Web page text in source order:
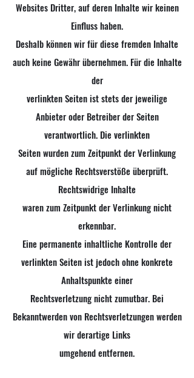
Websites Dritter, auf deren Inhalte wir keinen
Einfluss haben.
Deshalb können wir für diese fremden Inhalte
auch keine Gewähr übernehmen. Für die Inhalte
der
verlinkten Seiten ist stets der jeweilige
Anbieter oder Betreiber der Seiten
verantwortlich. Die verlinkten
Seiten wurden zum Zeitpunkt der Verlinkung
auf mögliche Rechtsverstöße überprüft.
Rechtswidrige Inhalte
waren zum Zeitpunkt der Verlinkung nicht
erkennbar.
Eine permanente inhaltliche Kontrolle der
verlinkten Seiten ist jedoch ohne konkrete
Anhaltspunkte einer
Rechtsverletzung nicht zumutbar. Bei
Bekanntwerden von Rechtsverletzungen werden
wir derartige Links
umgehend entfernen.